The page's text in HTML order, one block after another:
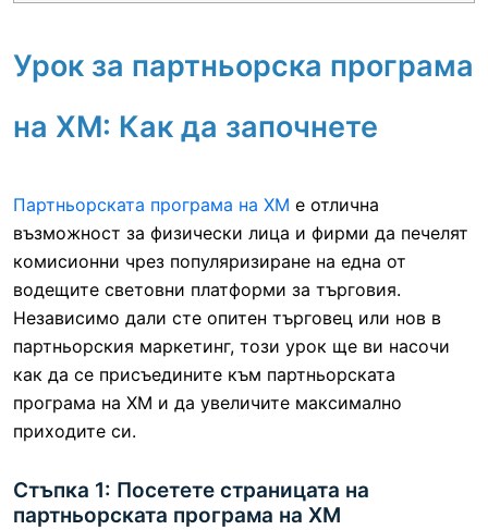
Урок за партньорска програма
на XM: Как да започнете
Партньорската програма на XM е отлична
възможност за физически лица и фирми да печелят
комисионни чрез популяризиране на една от
водещите световни платформи за търговия.
Независимо дали сте опитен търговец или нов в
партньорския маркетинг, този урок ще ви насочи
как да се присъедините към партньорската
програма на XM и да увеличите максимално
приходите си.
Стъпка 1: Посетете страницата на
партньорската програма на XM